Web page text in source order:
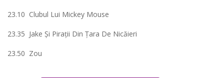
23.10 Clubul Lui Mickey Mouse
23.35 Jake Şi Piraţii Din Ţara De Nicăieri
23.50 Zou